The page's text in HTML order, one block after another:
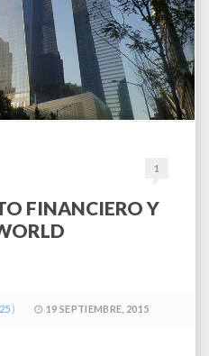
1
FINANCIERO Y
19 SEPTIEMBRE, 2015